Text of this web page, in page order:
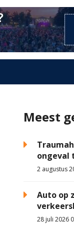
Meest
ongeval
2 augustus
Auto op
28 juli 2026